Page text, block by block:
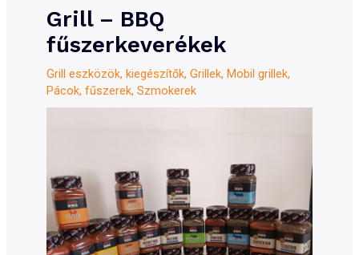
Grill – BBQ
fűszerkeverékek
Grill eszközök, kiegészítők, Grillek, Mobil grillek,
Pácok, fűszerek, Szmokerek